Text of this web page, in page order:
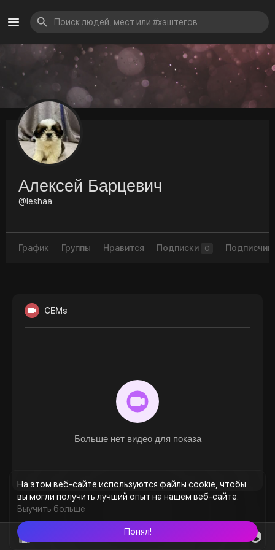
На этом веб-сайте используются файлы cookie, чтобы
вы могли получить лучший опыт на нашем веб-сайте.
Выучить больше
Понял!
Алексей Барцевич
@leshaa
График Группы Нравится Подписки 0
CEMs
Больше нет видео для показа